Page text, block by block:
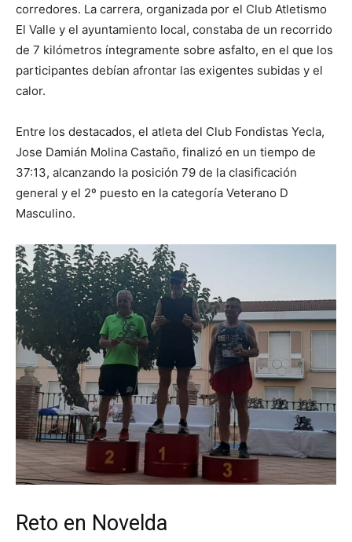
corredores. La carrera, organizada por el Club Atletismo
El Valle y el ayuntamiento local, constaba de un recorrido
de 7 kilómetros íntegramente sobre asfalto, en el que los
participantes debían afrontar las exigentes subidas y el
calor.
Entre los destacados, el atleta del Club Fondistas Yecla,
Jose Damián Molina Castaño, finalizó en un tiempo de
37:13, alcanzando la posición 79 de la clasificación
general y el 2º puesto en la categoría Veterano D
Masculino.
Reto en Novelda